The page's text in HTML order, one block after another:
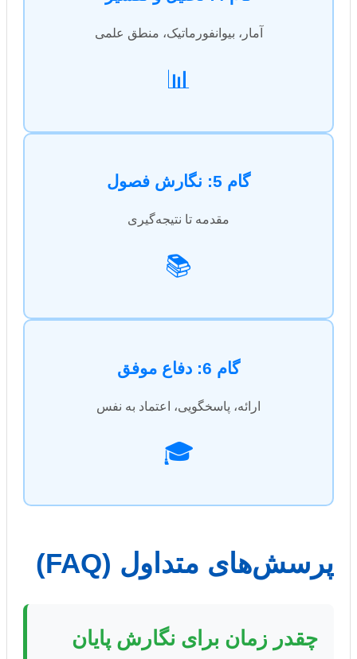
آمار، بیوانفورماتیک، منطق علمی
📊
گام 5: نگارش فصول
مقدمه تا نتیجه‌گیری
📚
گام 6: دفاع موفق
ارائه، پاسخگویی، اعتماد به نفس
🎓
پرسش‌های متداول (FAQ)
چقدر زمان برای نگارش پایان